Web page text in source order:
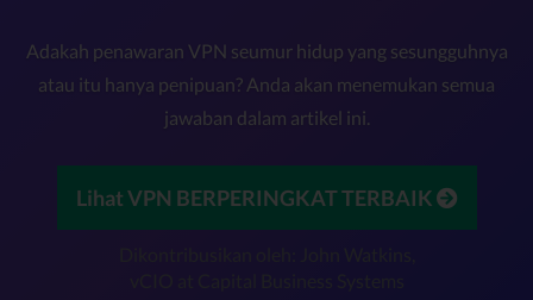
Adakah penawaran VPN seumur hidup yang sesungguhnya
atau itu hanya penipuan? Anda akan menemukan semua
jawaban dalam artikel ini.
Lihat VPN BERPERINGKAT TERBAIK